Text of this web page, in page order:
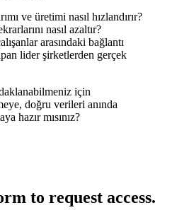
ve üretimi nasıl hızlandırır?
nasıl azaltır?
arasındaki bağlantı
lider şirketlerden gerçek
için
doğru verileri anında
hazır mısınız?
to request access.